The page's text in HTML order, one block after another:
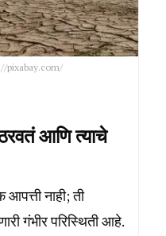
pixabay.com/
आणि त्याचे
नाही; ती
गंभीर परिस्थिती आहे.